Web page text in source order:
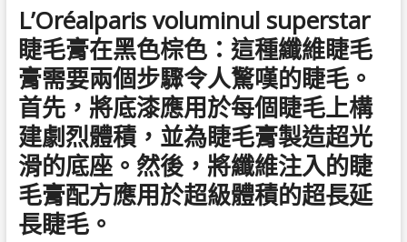
L’Oréalparis voluminul superstar
睫毛膏在黑色棕色：這種纖維睫毛
膏需要兩個步驟令人驚嘆的睫毛。
首先，將底漆應用於每個睫毛上構
建劇烈體積，並為睫毛膏製造超光
滑的底座。然後，將纖維注入的睫
毛膏配方應用於超級體積的超長延
長睫毛。